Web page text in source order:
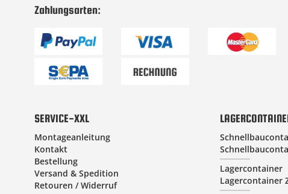
Zahlungsarten:
SERVICE-XXL
Montageanleitung
Kontakt
Bestellung
Versand & Spedition
Retouren / Widerruf
Lagercontainer
Lagercontainer